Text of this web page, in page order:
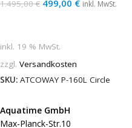
1.495,00€ 499,00 € inkl. MwSt.
inkl. 19 % MwSt.
zzgl. Versandkosten
SKU: ATCOWAY P-160L Circle
Aquatime GmbH
Max-Planck-Str.10